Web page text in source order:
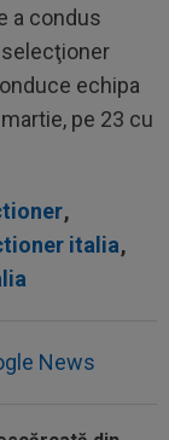
a condus
echipa
pe 23 cu
,
italia,
News